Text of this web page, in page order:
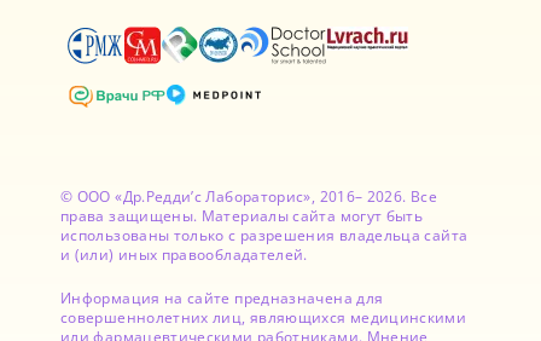
© ООО «Др.Редди’с Лабораторис», 2016– 2026. Все
права защищены. Материалы сайта могут быть
использованы только с разрешения владельца сайта
и (или) иных правообладателей.
Информация на сайте предназначена для
совершеннолетних лиц, являющихся медицинскими
или фармацевтическими работниками. Мнение